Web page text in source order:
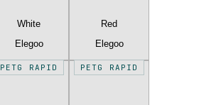
White
Elegoo
Red
Elegoo
PETG RAPID PETG RAPID